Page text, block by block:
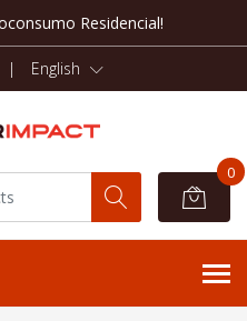
Residencial!
| English
0